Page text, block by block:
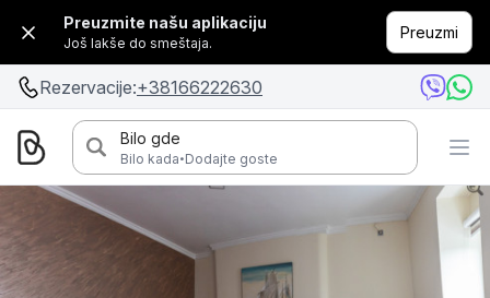
Preuzmite našu aplikaciju
Još lakše do smeštaja.
Preuzmi
Rezervacije:+38166222630
Bilo gde
Bilo kada·Dodajte goste